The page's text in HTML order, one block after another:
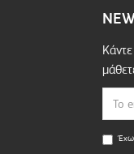
Έχω